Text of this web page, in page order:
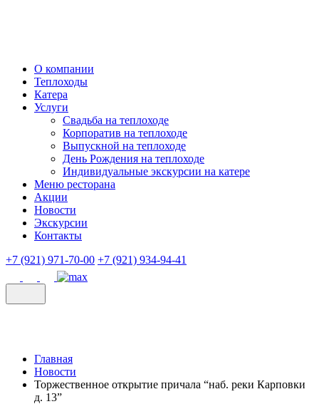
О компании
Теплоходы
Катера
Услуги
Свадьба на теплоходе
Корпоратив на теплоходе
Выпускной на теплоходе
День Рождения на теплоходе
Индивидуальные экскурсии на катере
Меню ресторана
Акции
Новости
Экскурсии
Контакты
+7 (921) 971-70-00 +7 (921) 934-94-41
Главная
Новости
Торжественное открытие причала “наб. реки Карповки
д. 13”